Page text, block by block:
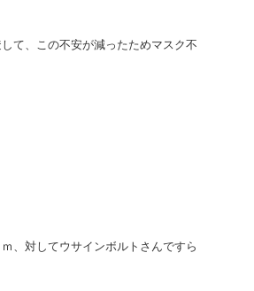
て、この不安が減ったためマスク不
、対してウサインボルトさんですら